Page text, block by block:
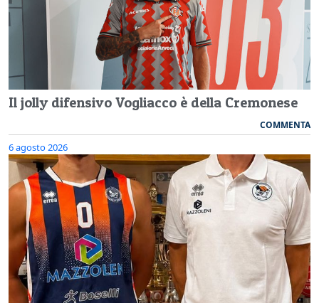
Il jolly difensivo Vogliacco è della Cremonese
COMMENTA
6 agosto 2026